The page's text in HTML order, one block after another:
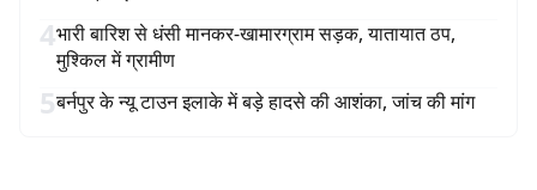
4भारी बारिश से धंसी मानकर-खामारग्राम सड़क, यातायात ठप,
मुश्किल में ग्रामीण
5बर्नपुर के न्यू टाउन इलाके में बड़े हादसे की आशंका, जांच की मांग